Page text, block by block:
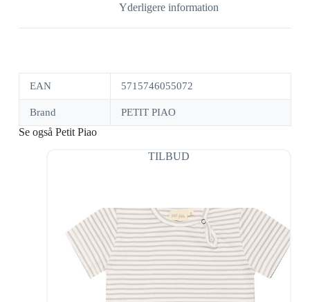
Yderligere information
EAN 5715746055072
Brand PETIT PIAO
Se også Petit Piao
TILBUD